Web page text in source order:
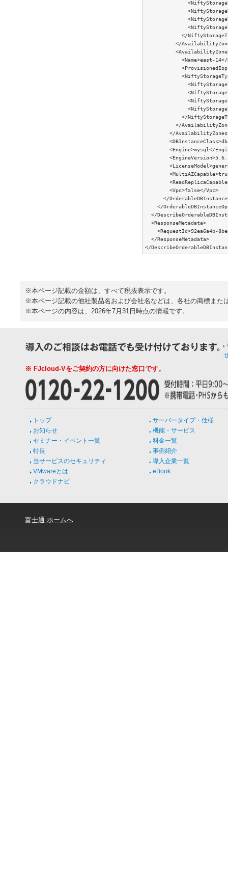
</
</
<Name>east-
</
</
</
<Engine>mysql</
        <Vpc>false</Vpc>
</
</
</
  <ResponseMetadata>
<RequestId>92ea6a4b-
  </ResponseMetadata>
※本ページ記載の金額は、すべて税抜表示です。
※本ページ記載の他社製品名および会社名などは、各社の商標また
※本ページの内容は、2026年7月31日時点の情報です。
※ FJcloud-Vをご契約の方に向けた窓口です。
トップ
お知らせ
セミナー・イベント一覧
特長
当サービスのセキュリティ
VMwareとは
クラウドナビ
サーバータイプ・仕様
機能・サービス
料金一覧
事例紹介
導入企業一覧
eBook
富士通 ホームへ